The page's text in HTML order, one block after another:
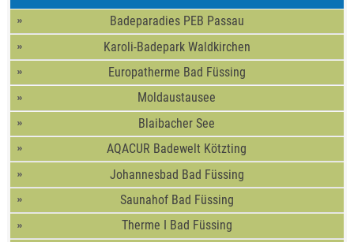
Badeparadies PEB Passau
Karoli-Badepark Waldkirchen
Europatherme Bad Füssing
Moldaustausee
Blaibacher See
AQACUR Badewelt Kötzting
Johannesbad Bad Füssing
Saunahof Bad Füssing
Therme I Bad Füssing